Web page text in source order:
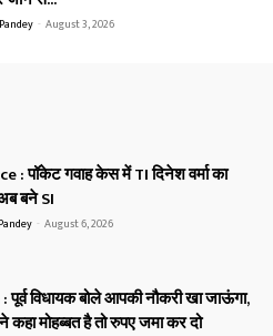
- August 3, 2026
: पॉकेट गवाह केस में TI दिनेश वर्मा का
बने SI
- August 6, 2026
विधायक बोले आपकी नौकरी खा जाऊंगा,
कहा मोहब्बत है तो रुपए जमा कर दो